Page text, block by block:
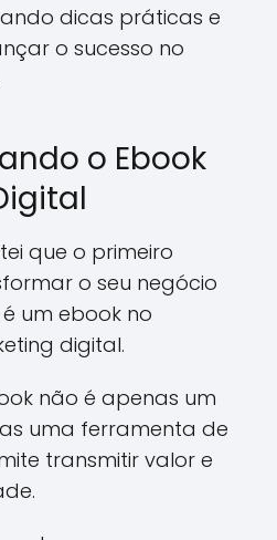
dicas práticas e
o sucesso no
o Ebook
que o primeiro
o seu negócio
um ebook no
digital.
não é apenas um
uma ferramenta de
transmitir valor e